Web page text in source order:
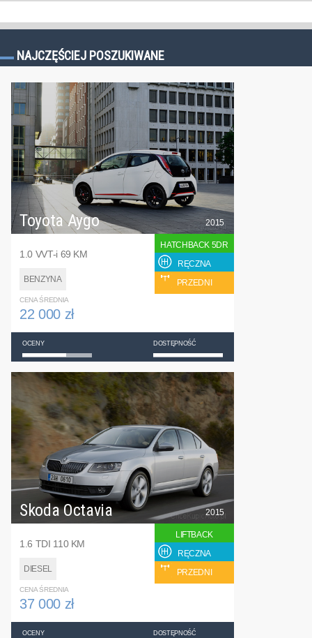
NAJCZĘŚCIEJ POSZUKIWANE
Toyota Aygo
1.0 VVT-i 69 KM
BENZYNA
2015
HATCHBACK 5DR
RĘCZNA
PRZEDNI
CENA ŚREDNIA
22 000 zł
OCENY DOSTĘPNOŚĆ
Skoda Octavia
1.6 TDI 110 KM
DIESEL
2015
LIFTBACK
RĘCZNA
PRZEDNI
CENA ŚREDNIA
37 000 zł
OCENY DOSTĘPNOŚĆ